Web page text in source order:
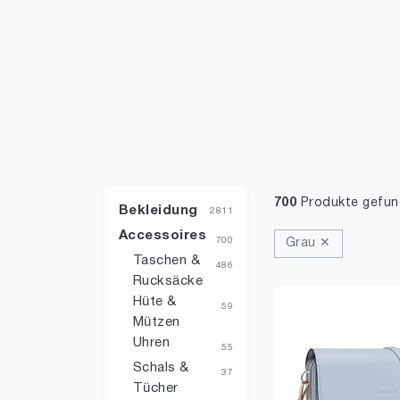
Bekleidung 2811
Accessoires 700
Taschen &
Rucksäcke
486
Hüte &
Mützen
59
Uhren 55
Schals &
Tücher
37
700 Produkte
Grau ✕